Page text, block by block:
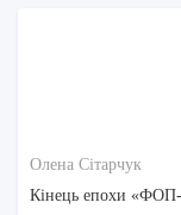
Олена Сітарчук
Кінець епохи «ФОП-